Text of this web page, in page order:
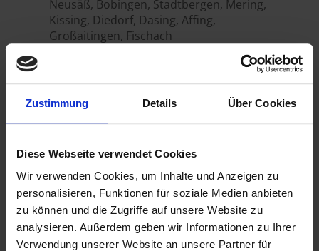
Zustimmung Details Über Cookies
Diese Webseite verwendet Cookies
Wir verwenden Cookies, um Inhalte und Anzeigen zu
personalisieren, Funktionen für soziale Medien anbieten
zu können und die Zugriffe auf unsere Website zu
analysieren. Außerdem geben wir Informationen zu Ihrer
Verwendung unserer Website an unsere Partner für